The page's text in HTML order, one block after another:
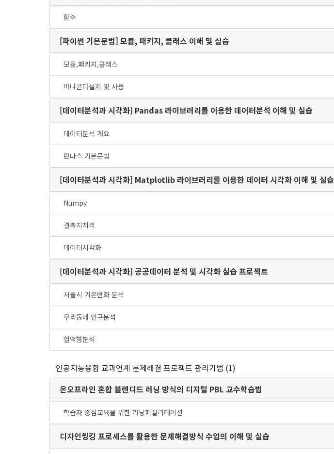
함수
[파이썬 기본문법] 모듈, 패키지, 클래스 이해 및 실습
모듈,패키지,클래스
아나콘다설치 및 사용
[데이터분석과 시각화] Pandas 라이브러리를 이용한 데이터분석 이해 및 실습
데이터분석 개요
판다스 기본문법
[데이터분석과 시각화] Matplotlib 라이브러리를 이용한 데이터 시각화 이해 및 실습
Numpy
결측치처리
데이터시각화
[데이터분석과 시각화] 공공데이터 분석 및 시각화 실습 프로젝트
서울시 기온변화 분석
우리동네 인구분석
혈액형분석
인공지능융합 교과연계 문제해결 프로젝트 관리기법 (1)
온오프라인 혼합 블렌디드 러닝 방식의 디지털 PBL 교수학습법
학습자 중심교육을 위한 러닝퍼실리테이션
디자인씽킹 프로세스를 활용한 문제해결방식 수업의 이해 및 실습